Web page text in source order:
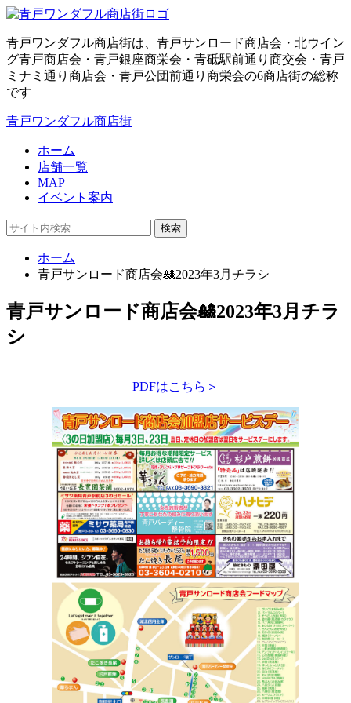
青戸ワンダフル商店街は、青戸サンロード商店会・北ウイン
グ青戸商店会・青戸銀座商栄会・青砥駅前通り商交会・青戸
ミナミ通り商店会・青戸公団前通り商栄会の6商店街の総称
です
青戸ワンダフル商店街
ホーム
店舗一覧
MAP
イベント案内
検索
ホーム
青戸サンロード商店会🎎2023年3月チラシ
青戸サンロード商店会🎎2023年3月チラ
シ
PDFはこちら＞